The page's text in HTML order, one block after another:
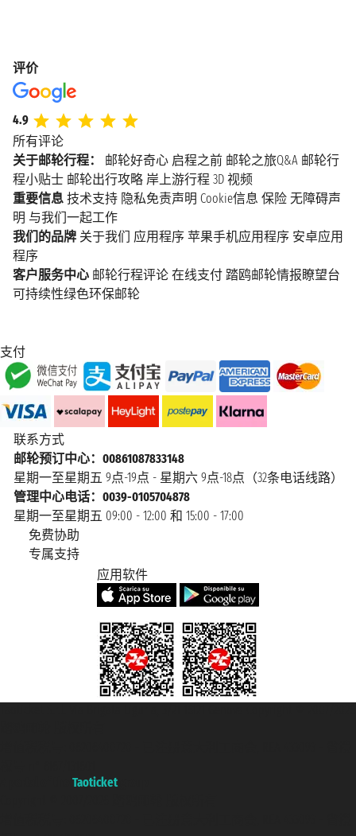
评价
4.9
所有评论
关于邮轮行程：
邮轮好奇心 启程之前 邮轮之旅Q&A 邮轮行
程小贴士 邮轮出行攻略 岸上游行程 3D 视频
重要信息 技术支持 隐私免责声明 Cookie信息 保险 无障碍声
明 与我们一起工作
我们的品牌 关于我们 应用程序 苹果手机应用程序 安卓应用
程序
客户服务中心 邮轮行程评论 在线支付 踏鸥邮轮情报瞭望台
可持续性绿色环保邮轮
支付
联系方式
邮轮预订中心：00861087833148
星期一至星期五 9点-19点 - 星期六 9点-18点（32条电话线路）
管理中心电话：0039-0105704878
星期一至星期五 09:00 - 12:00 和 15:00 - 17:00
免费协助
专属支持
应用软件
Taoticket